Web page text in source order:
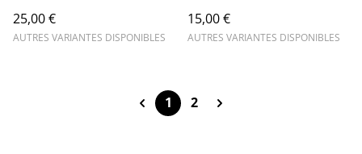
25,00 €
AUTRES VARIANTES DISPONIBLES
15,00 €
AUTRES VARIANTES DISPONIBLES
1 2